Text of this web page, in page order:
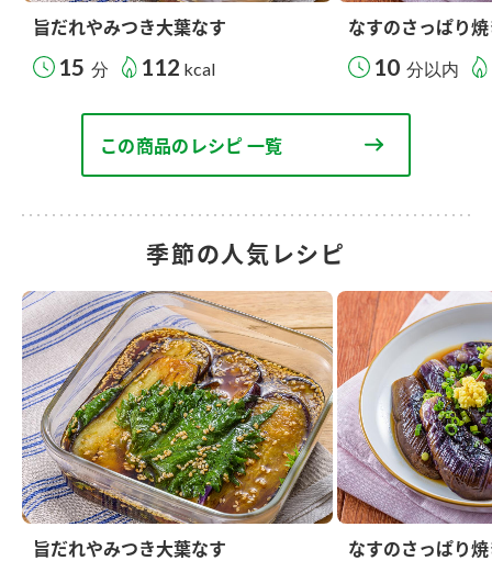
旨だれやみつき大葉なす
15 分 112 kcal
なすのさっぱり
10 分以内
この商品のレシピ 一覧
季節の人気レシピ
旨だれやみつき大葉なす なすのさっぱり